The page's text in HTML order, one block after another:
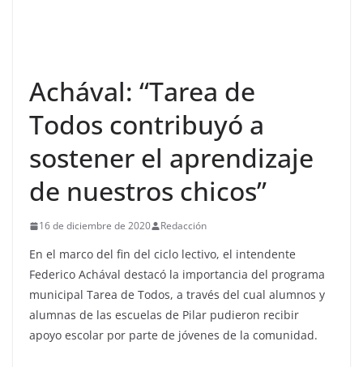
Achával: “Tarea de
Todos contribuyó a
sostener el aprendizaje
de nuestros chicos”
16 de diciembre de 2020 Redacción
En el marco del fin del ciclo lectivo, el intendente
Federico Achával destacó la importancia del programa
municipal Tarea de Todos, a través del cual alumnos y
alumnas de las escuelas de Pilar pudieron recibir
apoyo escolar por parte de jóvenes de la comunidad.